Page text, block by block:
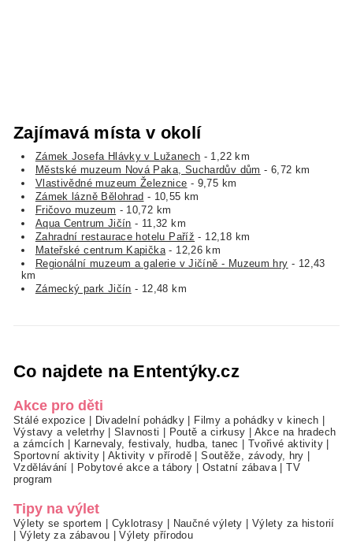
Zajímavá místa v okolí
Zámek Josefa Hlávky v Lužanech - 1,22 km
Městské muzeum Nová Paka, Suchardův dům - 6,72 km
Vlastivědné muzeum Železnice - 9,75 km
Zámek lázně Bělohrad - 10,55 km
Fričovo muzeum - 10,72 km
Aqua Centrum Jičín - 11,32 km
Zahradní restaurace hotelu Paříž - 12,18 km
Mateřské centrum Kapička - 12,26 km
Regionální muzeum a galerie v Jičíně - Muzeum hry - 12,43
km
Zámecký park Jičín - 12,48 km
Co najdete na Ententýky.cz
Akce pro děti
Stálé expozice Divadelní pohádky Filmy a pohádky v kinech
Výstavy a veletrhy|Slavnosti Poutě a cirkusy
Akce na hradech
a zámcích
Karnevaly, festivaly, hudba, tanec Tvořivé aktivity
Sportovní aktivity|Aktivity v přírodě |Soutěže, závody, hry
Vzdělávání
Pobytové akce a tábory Ostatní zábava|TV
program
Tipy na výlet
Výlety se sportem Cyklotrasy Naučné výlety
Výlety za historií
Výlety za zábavou |Výlety přírodou